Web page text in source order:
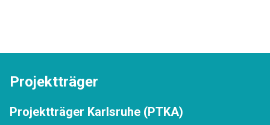
Projektträger
Projektträger Karlsruhe (PTKA)